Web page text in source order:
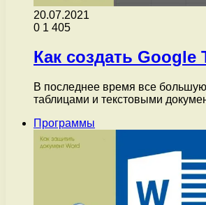
20.07.2021
0 1 405
Как создать
В последнее время все
таблицами и текстовыми
Программы